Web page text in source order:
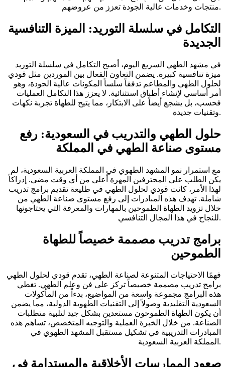
منتجات وخدمات عالية الجودة تعزز من عروضهم.
التكامل في سلسلة التوريد: الميزة التنافسية
الجديدة
في مشهد الطهي السريع اليوم، أصبح التكامل في سلسلة التوريد
ميزة تنافسية كبيرة. يضمن التعاون الفعال بين الموردين مثل قودي
لحلول الطهي والمطاعم تدفقاً سلساً المكونات عالية الجودة، وهو
أمر أساسي لإنشاء أطباق استثنائية. لا يعزز هذا التكامل العمليات
فحسب، بل يشجع أيضاً على الابتكار، مما يتيح للطهاة تجربة نكهات
وتقنيات جديدة.
حلول الطهي والتدريب في السعودية: رفع
مستوى صناعة الطهي في المملكة
مع استمرار نمو المشهد الطهوي في المملكة العربية السعودية، لم
يكن الطلب على المحترفين المهرة أعلى من أي وقت مضى. إدراكاً
لهذا الأمر، كانت قودي لحلول الطهي في طليعة تقديم برامج تدريب
شاملة. تهدف هذه المبادرات إلى رفع مستوى صناعة الطهي من
خلال تزويد الطهاة الطموحين بالمهارات والمعرفة التي يحتاجونها
للنجاح في هذا المجال التنافسي.
برامج تدريب مصممة خصيصاً للطهاة
الطموحين
فهمًا الاحتياجات المتنوعة لصناعة الطهي، تقدم قودي لحلول الطهي
برامج تدريب مصممة خصيصاً تركز على فن وعلم الطهي. تغطي
هذه البرامج مجموعة واسعة من المواضيع، بدءاً من المأكولات
السعودية التقليدية وصولاً إلى التقنيات الطهوية الدولية، مما يضمن
أن يكون الطهاة الطموحون مستعدين بشكل جيد لتلبية متطلبات
الصناعة. من خلال الخبرة العملية والتوجيه المتخصص، تساهم هذه
المبادرات التدريبية في تشكيل مستقبل المشهد الطهوي في
المملكة العربية السعودية.
صعود الممارسات الأخلاقية والمستدامة في